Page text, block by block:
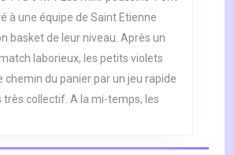
9
M1
S’IMPOSENT
À
DOMICILE
à une équipe de Saint Etienne
basket de leur niveau. Après un
laborieux, les petits violets
chemin du panier par un jeu rapide
très collectif. A la mi-temps, les